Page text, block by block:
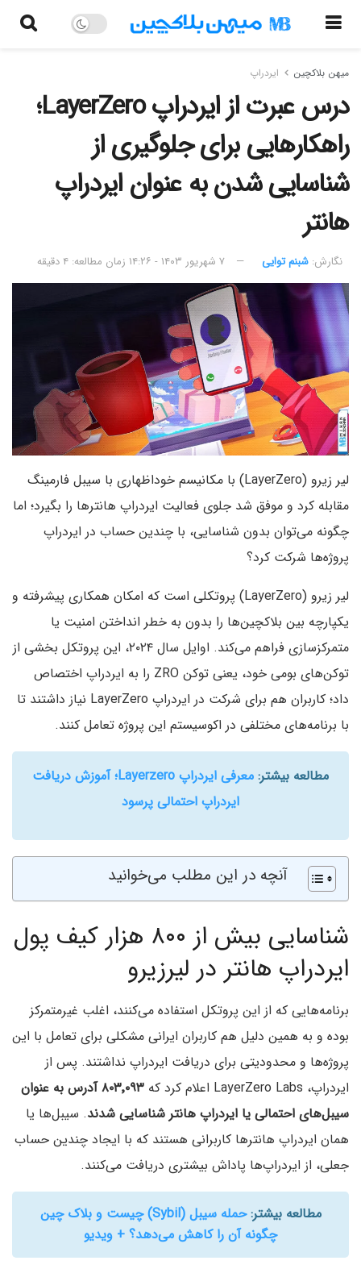
میهن بلاکچین ایردراپ
درس عبرت از ایردراپ LayerZero؛
راهکارهایی برای جلوگیری از
شناسایی شدن به عنوان ایردراپ‌
هانتر
نگارش:‌ شبنم توایی ۷ شهریور ۱۴۰۳ - ۱۴:۲۶ زمان مطالعه: ۴ دقیقه
لیر زیرو (LayerZero) با مکانیسم خوداظهاری با سیبل فارمینگ
مقابله کرد و موفق شد جلوی فعالیت ایردراپ هانتر‌ها را بگیرد؛ اما
چگونه می‌توان بدون شناسایی، با چندین حساب در ایردراپ
پروژه‌ها شرکت کرد؟
لیر زیرو (LayerZero) پروتکلی است که امکان همکاری پیشرفته و
یکپارچه بین بلاکچین‌ها را بدون به خطر انداختن امنیت یا
متمرکزسازی فراهم می‌کند. اوایل سال ۲۰۲۴، این پروتکل بخشی از
توکن‌های بومی خود، یعنی توکن‌ ZRO را به ایردراپ اختصاص
داد؛ کاربران هم برای شرکت در ایردراپ LayerZero نیاز داشتند تا
با برنامه‌های مختلفی در اکوسیستم این پروژه تعامل کنند.
مطالعه بیشتر:
معرفی ایردراپ Layerzero؛ آموزش دریافت
ایردراپ‌ احتمالی پرسود
آنچه در این مطلب می‌خوانید
شناسایی بیش از ۸۰۰ هزار کیف پول
ایردراپ هانتر در لیرزیرو
برنامه‌هایی که از این پروتکل استفاده می‌کنند، اغلب غیرمتمرکز
بوده و به همین دلیل هم کاربران ایرانی مشکلی برای تعامل با این
پروژه‌ها و محدودیتی برای دریافت ایردراپ نداشتند. پس از
ایردراپ، LayerZero Labs اعلام کرد که
۸۰۳٬۰۹۳ آدرس به عنوان
سیبل‌های احتمالی یا ایردراپ هانتر شناسایی شدند. سیبل‌ها یا
همان ایردراپ هانترها کاربرانی هستند که با ایجاد چندین حساب
جعلی، از ایردراپ‌ها پاداش بیشتری دریافت می‌کنند.
مطالعه بیشتر:
حمله سیبل (Sybil) چیست و بلاک چین
چگونه آن را کاهش می‌دهد؟ + ویدیو